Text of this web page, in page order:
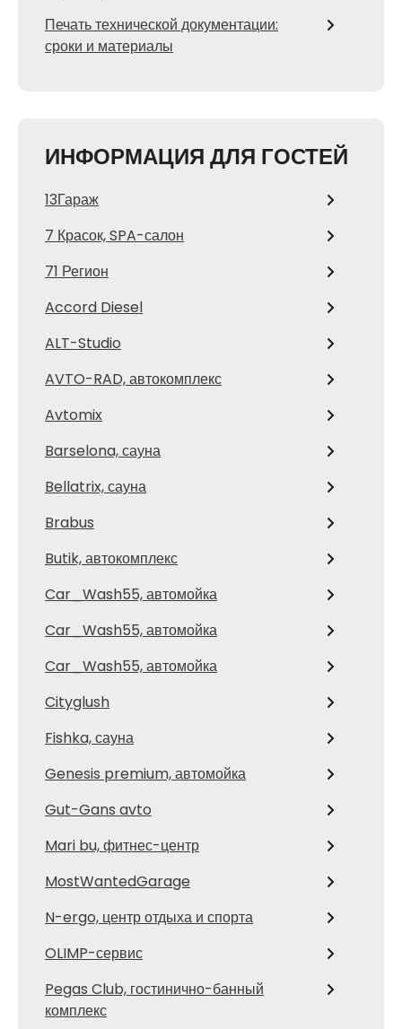
Печать технической документации:
сроки и материалы
ИНФОРМАЦИЯ ДЛЯ ГОСТЕЙ
13Гараж
7 Красок, SPA-салон
71 Регион
Accord Diesel
ALT-Studio
AVTO-RAD, автокомплекс
Avtomix
Barselona, сауна
Bellatrix, сауна
Brabus
Butik, автокомплекс
Car_Wash55, автомойка
Car_Wash55, автомойка
Car_Wash55, автомойка
Cityglush
Fishka, сауна
Genesis premium, автомойка
Gut-Gans avto
Mari bu, фитнес-центр
MostWantedGarage
N-ergo, центр отдыха и спорта
OLIMP-сервис
Pegas Club, гостинично-банный
комплекс